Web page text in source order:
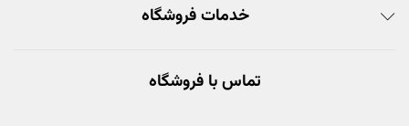
خدمات فروشگاه
تماس با فروشگاه